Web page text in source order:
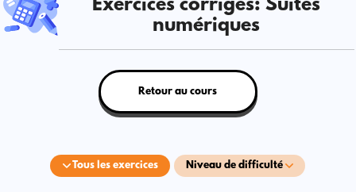
Exercices corrigés: Suites
numériques
Tous les exercices Niveau de difficulté
Retour au cours